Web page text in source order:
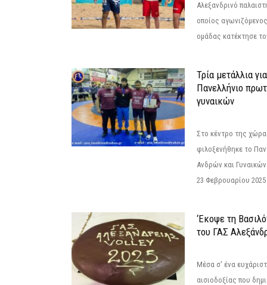
Αλεξανδρινό
οποίος
ομάδας κατέκτησε
Τρία μετάλλια
Πανελλήνιο
γυναικών
Στο κέντρο της
φιλοξενήθηκε το
Ανδρών και
23 Φεβρουαρίου
‘Εκοψε τη
του ΓΑΣ
Μέσα σ' ένα
αισιοδοξίας που